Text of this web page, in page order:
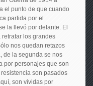
el punto de que cuando
partida por el
la llevó por delante. El
los grandes
nos quedan retazos
de la segunda se nos
por personajes que son
son pasados
son vividas por